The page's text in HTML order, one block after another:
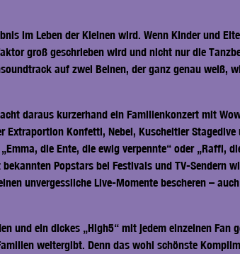
im Leben der Kleinen wird. Wenn Kinder und
groß geschrieben wird und nicht nur die
auf zwei Beinen, der ganz genau weiß,
daraus kurzerhand ein Familienkonzert mit
Extraportion Konfetti, Nebel, Kuscheltier
die Ente, die ewig verpennte“ oder
Popstars bei Festivals und TV-Sendern
unvergessliche Live-Momente bescheren –
und ein dickes „High5“ mit jedem einzelnen
weitergibt. Denn das wohl schönste